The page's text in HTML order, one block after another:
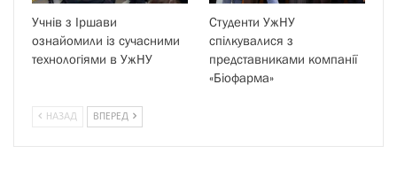
Учнів з Іршави
ознайомили із сучасними
технологіями в УжНУ
Студенти УжНУ
спілкувалися з
представниками компанії
«Біофарма»
НАЗАД ВПЕРЕД